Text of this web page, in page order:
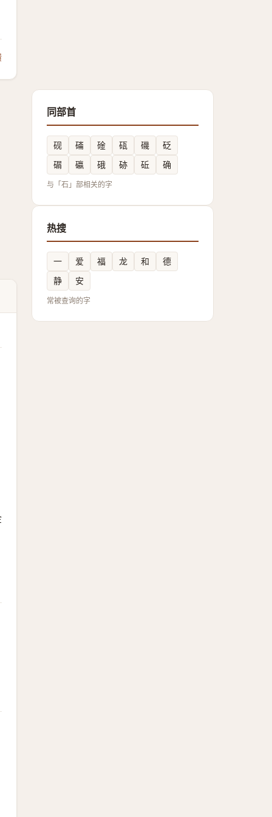
同部首
砚 磮 碒 砙 磯
砭
碿
䃷 硪 硛 䂡 确
与「石」部相关的字
热搜
一 爱 福 龙 和
德
静
安
常被查询的字